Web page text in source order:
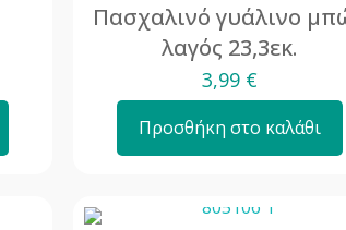
Πασχαλινό γυάλινο
λαγός 23,3εκ.
3,99 €
Προσθήκη στο καλάθι